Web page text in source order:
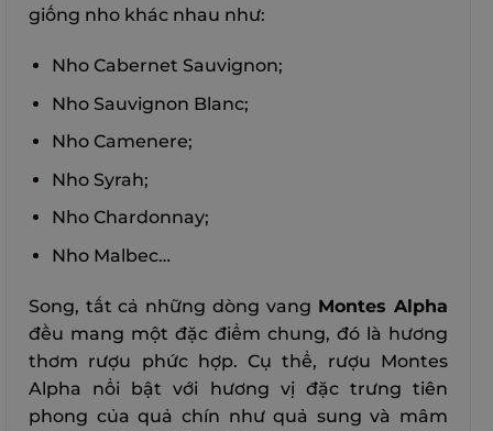
giống nho khác nhau như:
Nho Cabernet Sauvignon;
Nho Sauvignon Blanc;
Nho Camenere;
Nho Syrah;
Nho Chardonnay;
Nho Malbec…
Song, tất cả những dòng vang Montes Alpha
đều mang một đặc điểm chung, đó là hương
thơm rượu phức hợp. Cụ thể, rượu Montes
Alpha nổi bật với hương vị đặc trưng tiên
phong của quả chín như quả sung và mâm